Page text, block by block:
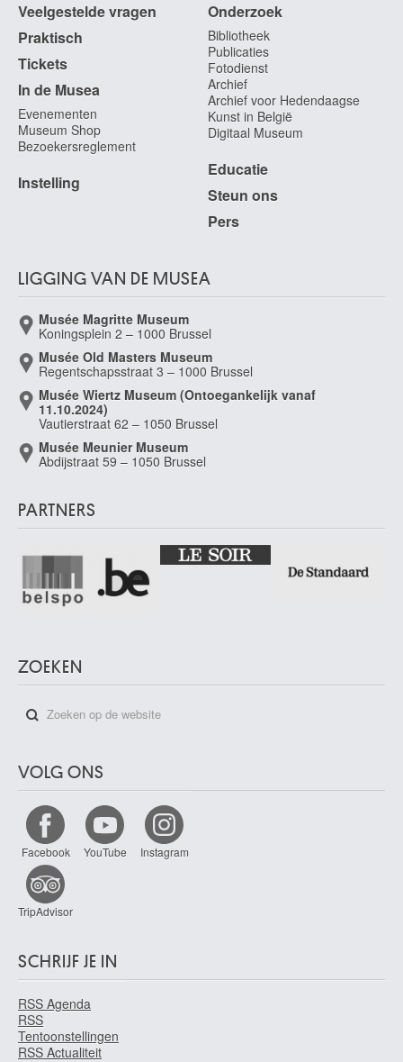
Veelgestelde vragen
Praktisch
Tickets
In de Musea
Evenementen
Museum Shop
Bezoekersreglement
Instelling
Onderzoek
Bibliotheek
Publicaties
Fotodienst
Archief
Archief voor Hedendaagse
Kunst in België
Digitaal Museum
Educatie
Steun ons
Pers
LIGGING VAN DE MUSEA
Musée Magritte Museum
Koningsplein 2 – 1000 Brussel
Musée Old Masters Museum
Regentschapsstraat 3 – 1000 Brussel
Musée Wiertz Museum (Ontoegankelijk vanaf
11.10.2024)
Vautierstraat 62 – 1050 Brussel
Musée Meunier Museum
Abdijstraat 59 – 1050 Brussel
PARTNERS
ZOEKEN
VOLG ONS
Facebook YouTube Instagram
TripAdvisor
SCHRIJF JE IN
RSS Agenda
RSS
Tentoonstellingen
RSS Actualiteit